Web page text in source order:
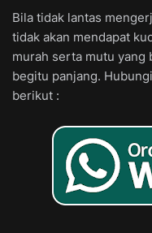
Bila tidak lantas
tidak akan mendapat
murah serta mutu yang
begitu panjang.
berikut :